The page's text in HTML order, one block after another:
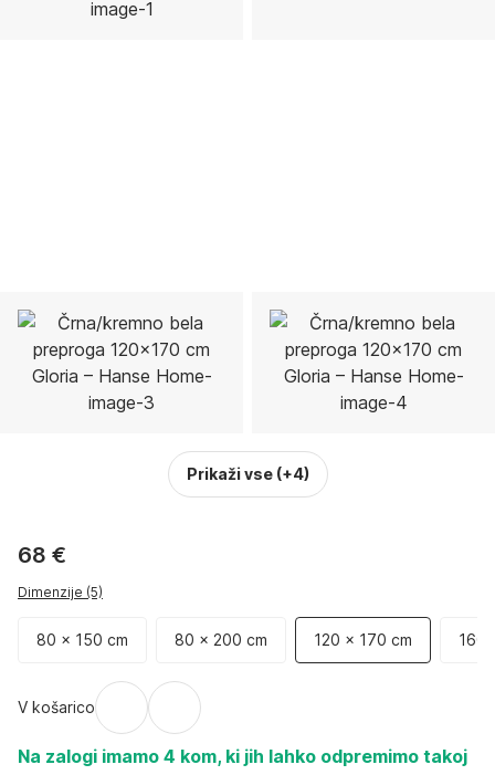
Prikaži vse (+4)
68 €
Dimenzije (5)
80 x 150 cm 80 x 200 cm 120 x 170 cm
V košarico
Na zalogi imamo 4 kom, ki jih lahko odpremimo takoj